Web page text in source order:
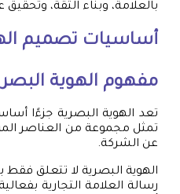
بالعلامة، وبناء الثقة،
أساسيات تصميم
مفهوم الهوية
تعد الهوية البصرية جزءًا
تمثل مجموعة من العناصر
عن الشركة.
الهوية البصرية لا تتعلق فقط
رسالة العلامة التجارية